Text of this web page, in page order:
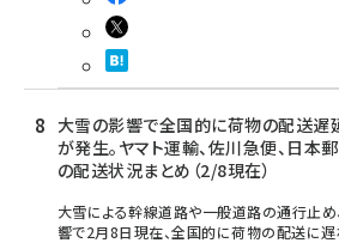
大雪の影響で全国的に荷物の配送遅
が発生。ヤマト運輸、佐川急便、日本
の配送状況まとめ（2/8現在）
大雪による幹線道路や一般道路の通行止め
響で2月8日現在、全国的に荷物の配送に遅